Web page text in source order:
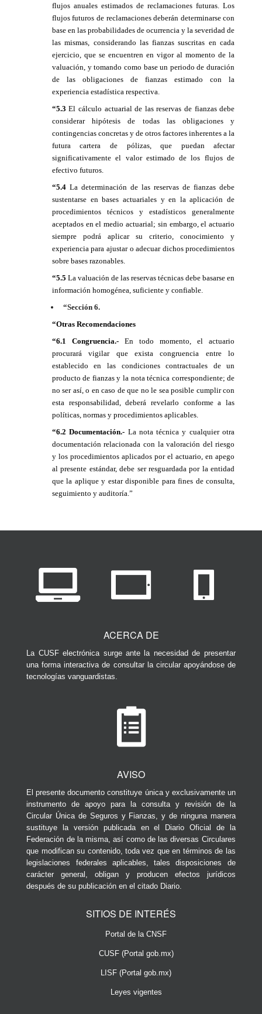
flujos anuales estimados de reclamaciones futuras. Los
flujos futuros de reclamaciones deberán determinarse con
base en las probabilidades de ocurrencia y la severidad de
las mismas, considerando las fianzas suscritas en cada
ejercicio, que se encuentren en vigor al momento de la
valuación, y tomando como base un periodo de duración
de las obligaciones de fianzas estimado con la
experiencia estadística respectiva.
“5.3 El cálculo actuarial de las reservas de fianzas debe
considerar hipótesis de todas las obligaciones y
contingencias concretas y de otros factores inherentes a la
futura cartera de pólizas, que puedan afectar
significativamente el valor estimado de los flujos de
efectivo futuros.
“5.4La determinación de las reservas de fianzas debe
sustentarse en bases actuariales y en la aplicación de
procedimientos técnicos y estadísticos generalmente
aceptados en el medio actuarial; sin embargo, el actuario
siempre podrá aplicar su criterio, conocimiento y
experiencia para ajustar o adecuar dichos procedimientos
sobre bases razonables.
“5.5 La valuación de las reservas técnicas debe basarse en
información homogénea, suficiente y confiable.
“Sección 6.
“Otras Recomendaciones
“6.1 Congruencia.-En todo momento, el actuario
procurará vigilar que exista congruencia entre lo
establecido en las condiciones contractuales de un
producto de fianzas y la nota técnica correspondiente; de
no ser así, o en caso de que no le sea posible cumplir con
esta responsabilidad, deberá revelarlo conforme a las
políticas, normas y procedimientos aplicables.
“6.2 Documentación.- La nota técnica y cualquier otra
documentación relacionada con la valoración del riesgo
y los procedimientos aplicados por el actuario, en apego
al presente estándar, debe ser resguardada por la entidad
que la aplique y estar disponible para fines de consulta,
seguimiento y auditoría.”
ACERCA DE
La CUSF electrónica surge ante la necesidad de presentar
una forma interactiva de consultar la circular apoyándose de
tecnologías vanguardistas.
AVISO
El presente documento constituye única y exclusivamente un
instrumento de apoyo para la consulta y revisión de la
Circular Única de Seguros y Fianzas, y de ninguna manera
sustituye la versión publicada en el Diario Oficial de la
Federación de la misma, así como de las diversas Circulares
que modifican su contenido, toda vez que en términos de las
legislaciones federales aplicables, tales disposiciones de
carácter general, obligan y producen efectos jurídicos
después de su publicación en el citado Diario.
SITIOS DE INTERÉS
Portal de la CNSF
CUSF (Portal gob.mx)
LISF (Portal gob.mx)
Leyes vigentes